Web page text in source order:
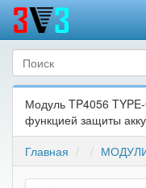
Модуль TP4056
функцией защиты
Главная